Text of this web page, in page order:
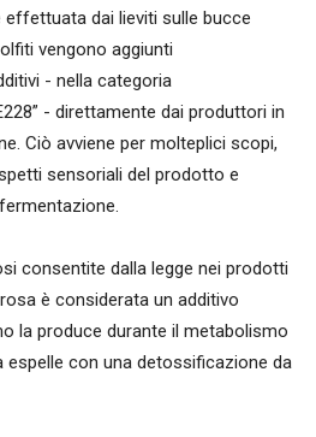
dai lieviti sulle bucce
vengono aggiunti
- nella categoria
- direttamente dai produttori in
Ciò avviene per molteplici scopi,
sensoriali del prodotto e
consentite dalla legge nei prodotti
è considerata un additivo
la produce durante il metabolismo
espelle con una detossificazione da